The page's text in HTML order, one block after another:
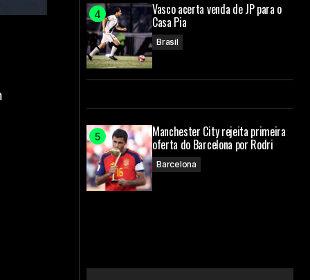
Vasco acerta venda de JP para o
Casa Pia
Brasil
Manchester City rejeita primeira
oferta do Barcelona por Rodri
Barcelona